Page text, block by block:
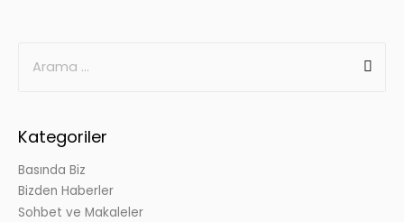
Kategoriler
Basında Biz
Bizden Haberler
Sohbet ve Makaleler